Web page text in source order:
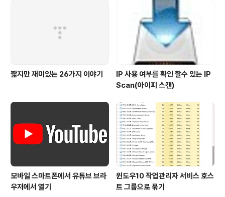
짧지만 재미있는 26가지 이야기
IP 사용 여부를 확인 할수 있는 IP
Scan(아이피 스캔)
모바일 스마트폰에서 유튜브 브라
우저에서 열기
윈도우10 작업관리자 서비스 호스
트 그룹으로 묶기